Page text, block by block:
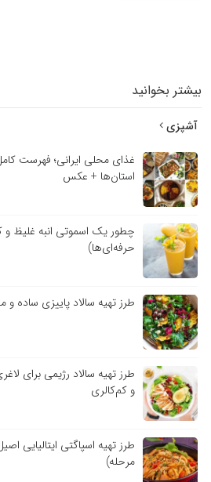
بیشتر بخوانید
آشپزی
غذای محلی ایرانی؛ فهرست
استان‌ها + عکس
چطور یک اسموتی انبه غلیظ
حرفه‌ای‌ها)
طرز تهیه سالاد پاییزی ساده و
طرز تهیه سالاد رژیمی برای
و کم‌کالری
مرحله)